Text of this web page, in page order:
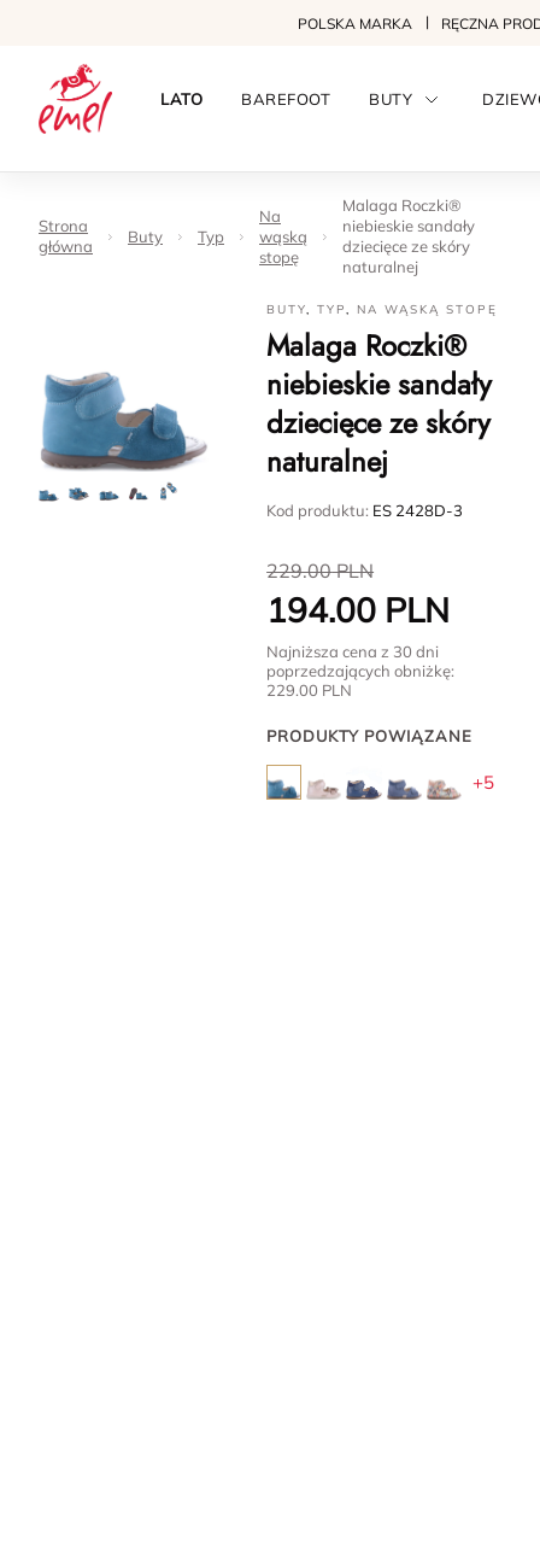
POLSKA MARKA RĘCZNA
LATO BAREFOOT BUTY
Strona
główna
Buty Typ
Na
wąską
stopę
Malaga Roczki®
niebieskie sandały
dziecięce ze skóry
naturalnej
BUTY,TYP, NA WĄSKĄ STOPĘ
Malaga Roczki®
niebieskie sandały
dziecięce ze skóry
naturalnej
Kod produktu: ES 2428D-3
229.00PLN
194.00 PLN
Najniższa cena z 30 dni
poprzedzających obniżkę:
229.00 PLN
PRODUKTY POWIĄZANE
+5